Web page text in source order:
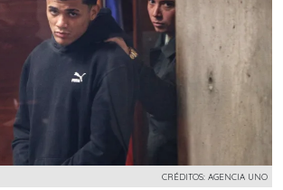
CRÉDITOS: AGENCIA UNO